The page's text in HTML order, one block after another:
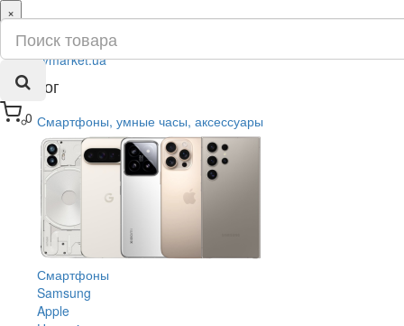
0
×
ru
ua
Каталог
Смартфоны, умные часы, аксессуары
Смартфоны
Samsung
Apple